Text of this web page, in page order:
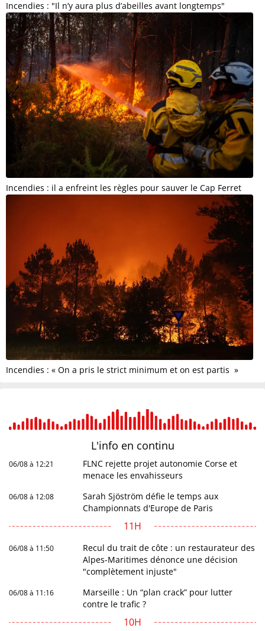
Incendies : "Il n’y aura plus d’abeilles avant longtemps"
Incendies : il a enfreint les règles pour sauver le Cap Ferret
Incendies : « On a pris le strict minimum et on est partis »
L'info en continu
06/08 à 12:21
FLNC rejette projet autonomie Corse et
menace les envahisseurs
06/08 à 12:08
Sarah Sjöström défie le temps aux
Championnats d'Europe de Paris
11H
06/08 à 11:50
Recul du trait de côte : un restaurateur des
Alpes-Maritimes dénonce une décision
"complètement injuste"
06/08 à 11:16
Marseille : Un “plan crack” pour lutter
contre le trafic ?
10H